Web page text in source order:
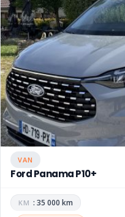
VAN
Ford Panama P10+
: 35 000 km